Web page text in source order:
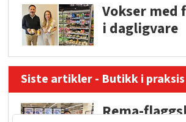
Vokser med
i dagligvare
Siste artikler - Butikk i praksis
Rema-